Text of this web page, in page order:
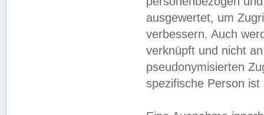
ausgewertet, um
verbessern. Auch
verknüpft und nicht
pseudonymisierten
spezifische Person